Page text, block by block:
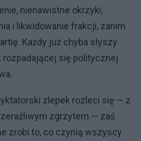
nienawistne okrzyki,
i likwidowanie frakcji, zanim
Każdy już chyba słyszy
rozpadającej się politycznej
zlepek rozleci się — z
zgrzytem — zaś
zrobi to, co czynią wszyscy